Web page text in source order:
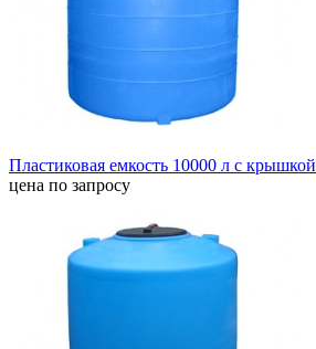
Пластиковая емкость 10000 л с крышкой
цена по запросу